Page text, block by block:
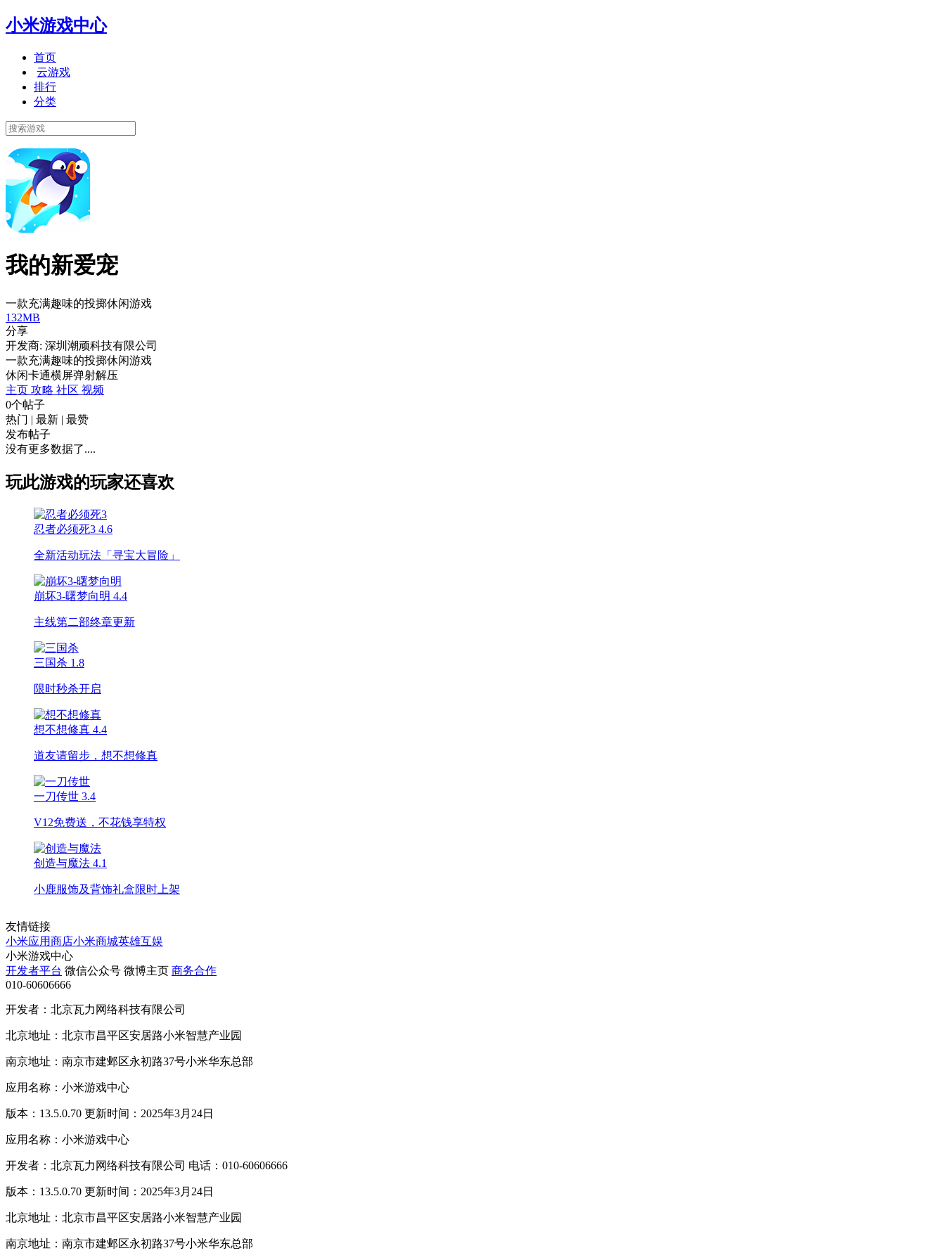
小米游戏中心
首页
云游戏
排行
分类
我的新爱宠
一款充满趣味的投掷休闲游戏
132MB
分享
开发商: 深圳潮顽科技有限公司
一款充满趣味的投掷休闲游戏
休闲卡通横屏弹射解压
主页 攻略 社区 视频
0个帖子
热门 | 最新 | 最赞
发布帖子
没有更多数据了....
玩此游戏的玩家还喜欢
忍者必须死3 4.6
全新活动玩法「寻宝大冒险」
崩坏3-曙梦向明 4.4
主线第二部终章更新
三国杀 1.8
限时秒杀开启
想不想修真 4.4
道友请留步，想不想修真
一刀传世 3.4
V12免费送，不花钱享特权
创造与魔法 4.1
小鹿服饰及背饰礼盒限时上架
友情链接
小米应用商店小米商城英雄互娱
小米游戏中心
开发者平台 微信公众号 微博主页 商务合作
010-60606666
开发者：北京瓦力网络科技有限公司
北京地址：北京市昌平区安居路小米智慧产业园
南京地址：南京市建邺区永初路37号小米华东总部
应用名称：小米游戏中心
版本：13.5.0.70 更新时间：2025年3月24日
应用名称：小米游戏中心
开发者：北京瓦力网络科技有限公司 电话：010-60606666
版本：13.5.0.70 更新时间：2025年3月24日
北京地址：北京市昌平区安居路小米智慧产业园
南京地址：南京市建邺区永初路37号小米华东总部